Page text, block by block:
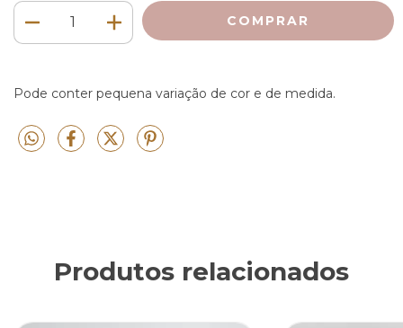
Pode conter pequena variação de cor e de medida.
Produtos relacionados